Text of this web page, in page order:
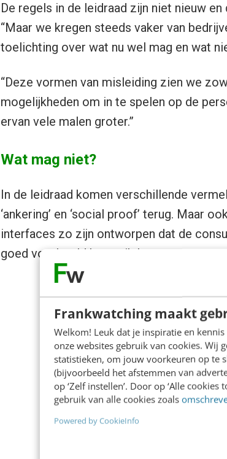
Frankwatching maakt
Welkom! Leuk dat je inspiratie en
onze websites gebruik van cookies. Wij
statistieken, om jouw voorkeuren op te
(bijvoorbeeld het afstemmen van
op ‘Zelf instellen’. Door op ‘Alle
gebruik van alle cookies zoals
Powered by CookieInfo
De regels in de leidraad zijn niet nieuw
“Maar we kregen steeds vaker van
toelichting over wat nu wel mag en wat
“Deze vormen van misleiding zien we
mogelijkheden om in te spelen op de
ervan vele malen groter.”
Wat mag niet?
In de leidraad komen verschillende
‘ankering’ en ‘social proof’ terug. Maar
interfaces zo zijn ontworpen dat de
goed voorbeeld kwam ik laatst nog tegen,